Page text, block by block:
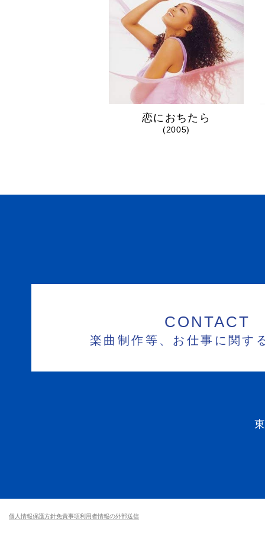
恋におちたら
(2005)
CONTACT
楽曲制作等、お仕事に関す
個人情報保護方針免責事項利用者情報の外部送信